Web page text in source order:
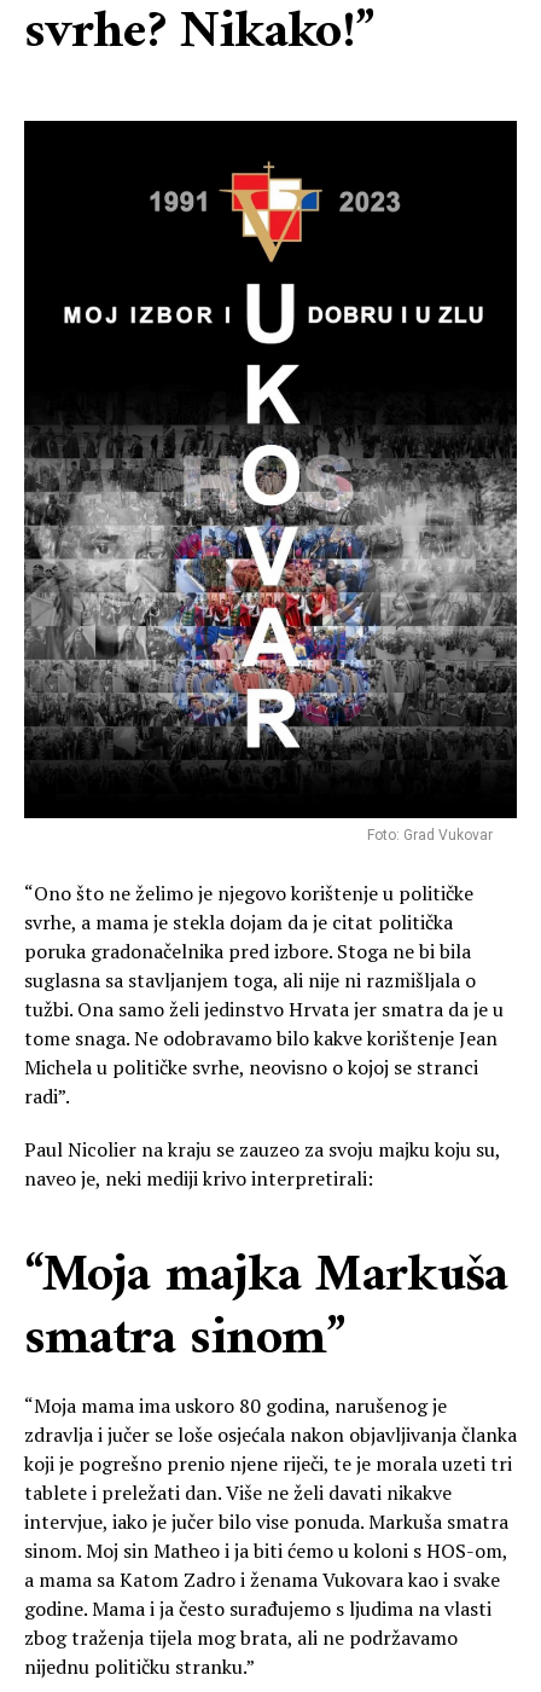
svrhe? Nikako!”
Foto: Grad Vukovar
“Ono što ne želimo je njegovo korištenje u političke
svrhe, a mama je stekla dojam da je citat politička
poruka gradonačelnika pred izbore. Stoga ne bi bila
suglasna sa stavljanjem toga, ali nije ni razmišljala o
tužbi. Ona samo želi jedinstvo Hrvata jer smatra da je u
tome snaga. Ne odobravamo bilo kakve korištenje Jean
Michela u političke svrhe, neovisno o kojoj se stranci
radi”.
Paul Nicolier na kraju se zauzeo za svoju majku koju su,
naveo je, neki mediji krivo interpretirali:
“Moja majka Markuša
smatra sinom”
“Moja mama ima uskoro 80 godina, narušenog je
zdravlja i jučer se loše osjećala nakon objavljivanja članka
koji je pogrešno prenio njene riječi, te je morala uzeti tri
tablete i preležati dan. Više ne želi davati nikakve
intervjue, iako je jučer bilo vise ponuda. Markuša smatra
sinom. Moj sin Matheo i ja biti ćemo u koloni s HOS-om,
a mama sa Katom Zadro i ženama Vukovara kao i svake
godine. Mama i ja često surađujemo s ljudima na vlasti
zbog traženja tijela mog brata, ali ne podržavamo
nijednu političku stranku.”